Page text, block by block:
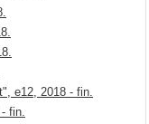
е12, 2018 - fin.
fin.